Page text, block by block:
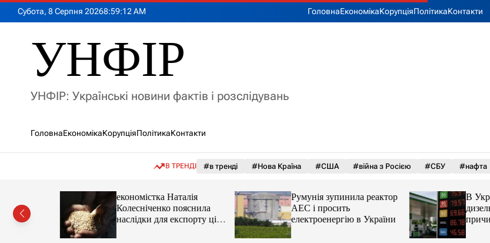
Субота, 8 Серпня 20268:59:14 AM ГоловнаЕкономікаКорупціяПолітикаКонтакти
УНФІР
УНФІР: Українські новини фактів і розслідувань
ГоловнаЕкономікаКорупціяПолітикаКонтакти
В ТРЕНДІ #в тренді #Нова Країна #США #війна з Росією #СБУ #нафта
економістка Наталія
Колесніченко пояснила
наслідки для експорту цін і
курсу
Румунія зупинила реактор
АЕС і просить
електроенергію в України
В
дизель